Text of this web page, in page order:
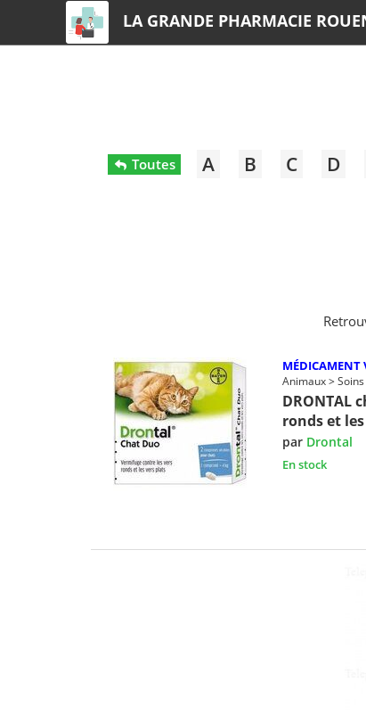
LA GRANDE PHARMACIE
Toutes A B C D
MÉDICAMENT
Animaux >
DRONTAL
ronds et
par Drontal
En stock